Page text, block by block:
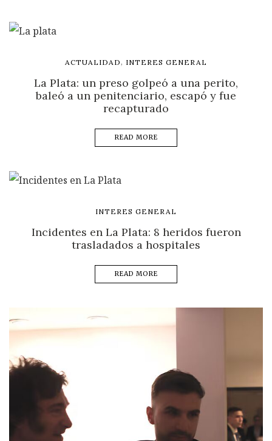
ACTUALIDAD , INTERES GENERAL
La Plata: un preso golpeó a una perito,
baleó a un penitenciario, escapó y fue
recapturado
READ MORE
INTERES GENERAL
Incidentes en La Plata: 8 heridos fueron
trasladados a hospitales
READ MORE